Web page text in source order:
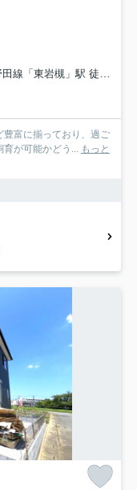
線「東岩槻」駅 徒歩47分
富に揃っており、過ご
が可能かどう...
もっと